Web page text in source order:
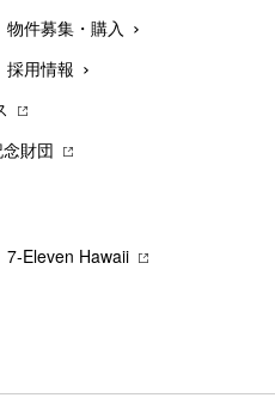
物件募集・購入
採用情報
財団
7‐Eleven Hawaii